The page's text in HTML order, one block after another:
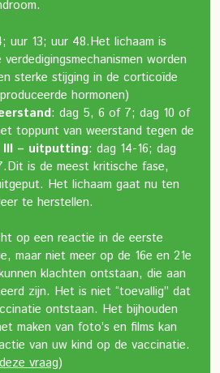
uur 13; uur 48.Het lichaam is
worden
sterke stijging in de corticoïde
hormonen)
: dag 5, 6 of 7; dag 10 of
toppunt van weerstand tegen de
III – uitputting: dag 14-16; dag
Dit is de meest kritische fase,
Het lichaam gaat nu ten
te herstellen.
op een reactie in de eerste
maar niet meer op de 16e en 21e
klachten ontstaan, die aan
zijn. Het is niet “toevallig” dat
ontstaan. Het bijhouden
maken van foto’s en films kan
van uw kind op de vaccinatie.
deze vraag)